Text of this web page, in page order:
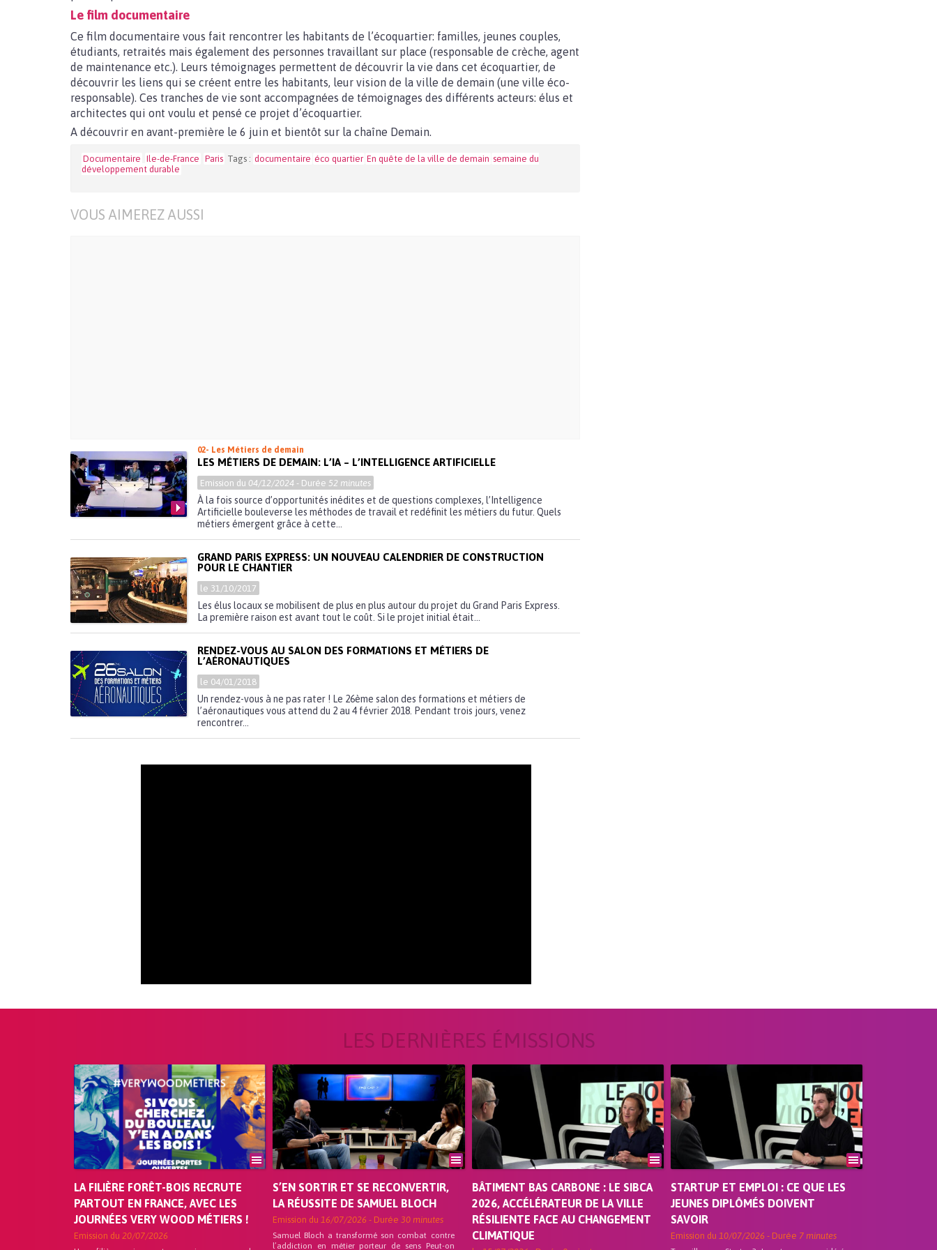
Le film documentaire
Ce film documentaire vous fait rencontrer les habitants de l’écoquartier: familles, jeunes couples,
étudiants, retraités mais également des personnes travaillant sur place (responsable de crèche, agent
de maintenance etc.). Leurs témoignages permettent de découvrir la vie dans cet écoquartier, de
découvrir les liens qui se créent entre les habitants, leur vision de la ville de demain (une ville éco-
responsable). Ces tranches de vie sont accompagnées de témoignages des différents acteurs: élus et
architectes qui ont voulu et pensé ce projet d’écoquartier.
A découvrir en avant-première le 6 juin et bientôt sur la chaîne Demain.
Documentaire Ile-de-France Paris Tags : documentaire éco quartier En quête de la ville de demain semaine du
développement durable
VOUS AIMEREZ AUSSI
02- Les Métiers de demain
LES MÉTIERS DE DEMAIN: L’IA – L’INTELLIGENCE ARTIFICIELLE
Emission du 04/12/2024 - Durée 52 minutes
À la fois source d’opportunités inédites et de questions complexes, l’Intelligence
Artificielle bouleverse les méthodes de travail et redéfinit les métiers du futur. Quels
métiers émergent grâce à cette...
GRAND PARIS EXPRESS: UN NOUVEAU CALENDRIER DE CONSTRUCTION
POUR LE CHANTIER
le 31/10/2017
Les élus locaux se mobilisent de plus en plus autour du projet du Grand Paris Express.
La première raison est avant tout le coût. Si le projet initial était...
RENDEZ-VOUS AU SALON DES FORMATIONS ET MÉTIERS DE
L’AÉRONAUTIQUES
le 04/01/2018
Un rendez-vous à ne pas rater ! Le 26ème salon des formations et métiers de
l’aéronautiques vous attend du 2 au 4 février 2018. Pendant trois jours, venez
rencontrer...
LES DERNIÈRES ÉMISSIONS
LA FILIÈRE FORÊT-BOIS RECRUTE
PARTOUT EN FRANCE, AVEC LES
JOURNÉES VERY WOOD MÉTIERS !
Emission du 20/07/2026
S’EN SORTIR ET SE RECONVERTIR,
LA RÉUSSITE DE SAMUEL BLOCH
Emission du16/07/2026 - Durée30 minutes
Samuel Bloch a transformé son combat contre
l’addiction en métier porteur de sens Peut-on
BÂTIMENT BAS CARBONE : LE SIBCA
2026, ACCÉLÉRATEUR DE LA VILLE
RÉSILIENTE FACE AU CHANGEMENT
CLIMATIQUE
STARTUP ET EMPLOI : CE QUE LES
JEUNES DIPLÔMÉS DOIVENT
SAVOIR
Emission du 10/07/2026 - Durée 7 minutes